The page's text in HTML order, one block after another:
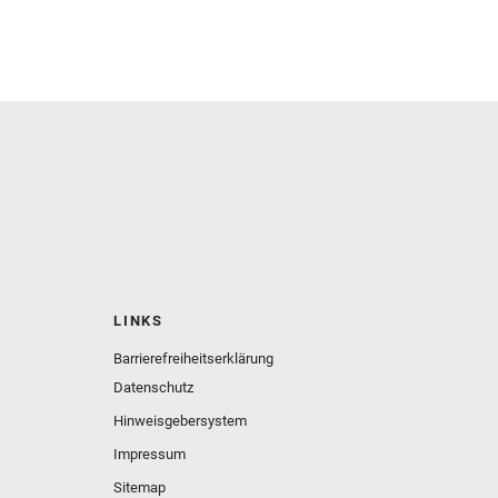
LINKS
Barrierefreiheitserklärung
Datenschutz
Hinweisgebersystem
Impressum
Sitemap